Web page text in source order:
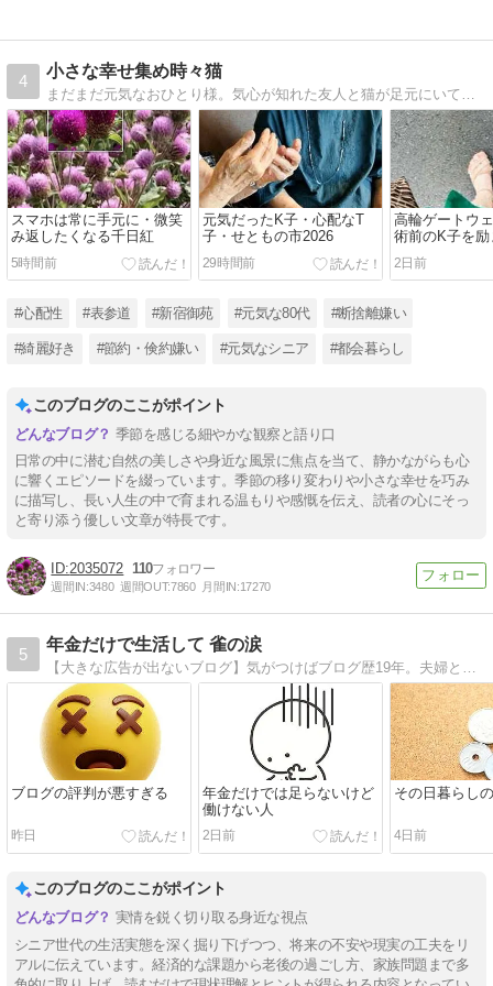
4
小さな幸せ集め時々猫
まだまだ元気なおひとり様。気心が知れた友人と猫が足元にいてビールがあれば幸せ。
スマホは常に手元に・微笑
み返したくなる千日紅
5時間前
元気だったK子・心配なT
子・せともの市2026
29時間前
高輪ゲートウ
術前のK子を励
2日前
#心配性 #表参道 #新宿御苑 #元気な80代 #断捨離嫌い
#綺麗好き #節約・倹約嫌い #元気なシニア #都会暮らし
このブログのここがポイント
季節を感じる細やかな観察と語り口
日常の中に潜む自然の美しさや身近な風景に焦点を当て、静かながらも心
に響くエピソードを綴っています。季節の移り変わりや小さな幸せを巧み
に描写し、長い人生の中で育まれる温もりや感慨を伝え、読者の心にそっ
と寄り添う優しい文章が特長です。
2035072 110
週間IN:3480 週間OUT:7860 月間IN:17270
5
年金だけで生活して 雀の涙
ブログの評判が悪すぎる
昨日
年金だけでは足らないけど
働けない人
2日前
その日暮らし
4日前
このブログのここがポイント
実情を鋭く切り取る身近な視点
シニア世代の生活実態を深く掘り下げつつ、将来の不安や現実の工夫をリ
アルに伝えています。経済的な課題から老後の過ごし方、家族問題まで多